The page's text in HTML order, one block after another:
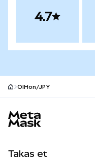
4.7
OIHon/JPY
Takas et